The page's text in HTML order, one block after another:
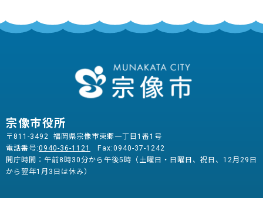
宗像市役所
〒811-3492 福岡県宗像市東郷一丁目1番1号
電話番号:0940-36-1121
Fax:0940-37-1242
開庁時間：午前8時30分から午後5時（土曜日・日曜日、祝日、12月29日
から翌年1月3日は休み）